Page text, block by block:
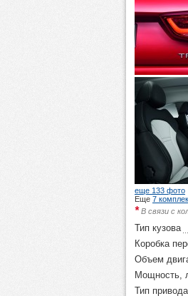
еще 133 фото
Еще 7
*В связи с
Тип кузова
Коробка
Объем
Мощность,
Тип привода